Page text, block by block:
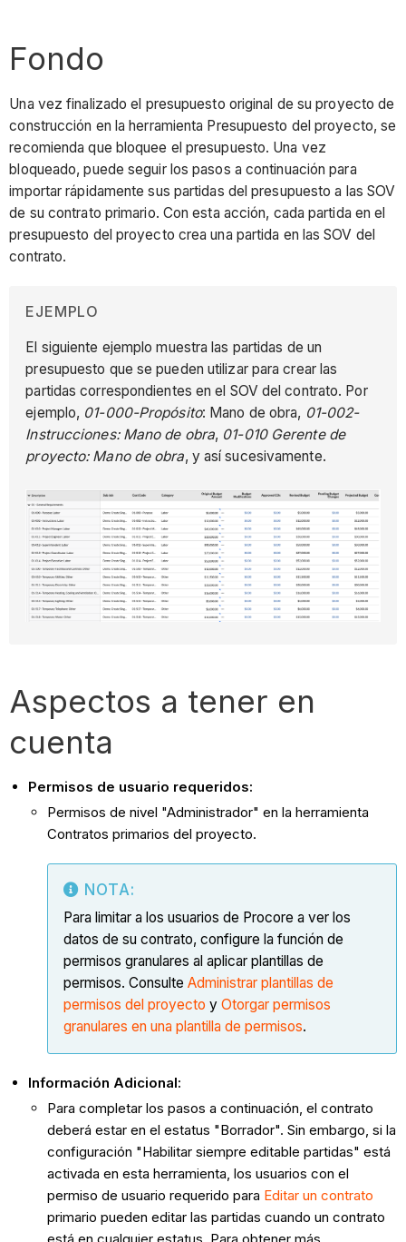
Fondo
Una vez finalizado el presupuesto original de su proyecto de
construcción en la herramienta Presupuesto del proyecto, se
recomienda que bloquee el presupuesto. Una vez
bloqueado, puede seguir los pasos a continuación para
importar rápidamente sus partidas del presupuesto a las SOV
de su contrato primario. Con esta acción, cada partida en el
presupuesto del proyecto crea una partida en las SOV del
contrato.
EJEMPLO
El siguiente ejemplo muestra las partidas de un
presupuesto que se pueden utilizar para crear las
partidas correspondientes en el SOV del contrato. Por
ejemplo, 01-000-Propósito: Mano de obra, 01-002-
Instrucciones: Mano de obra, 01-010 Gerente de
proyecto: Mano de obra, y así sucesivamente.
Aspectos a tener en
cuenta
Permisos de usuario requeridos:
Permisos de nivel "Administrador" en la herramienta
Contratos primarios del proyecto.
NOTA:
Para limitar a los usuarios de Procore a ver los
datos de su contrato, configure la función de
permisos granulares al aplicar plantillas de
permisos. ConsulteAdministrar plantillas de
permisos del proyecto yOtorgar permisos
granulares en una plantilla de permisos.
Información Adicional:
Para completar los pasos a continuación, el contrato
deberá estar en el estatus "Borrador". Sin embargo, si la
configuración "Habilitar siempre editable partidas" está
activada en esta herramienta, los usuarios con el
permiso de usuario requerido para Editar un contrato
primario pueden editar las partidas cuando un contrato